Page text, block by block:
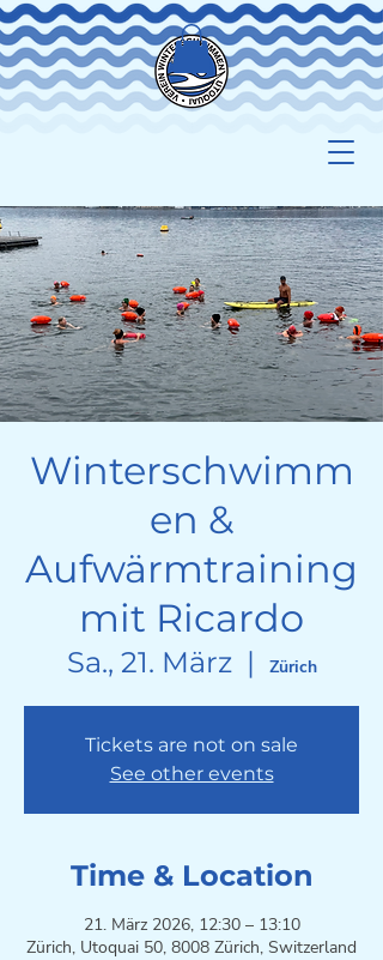
Winterschwimm
en &
Aufwärmtraining
mit Ricardo
Sa., 21. März
  |
Zürich
Tickets are not on sale
See other events
Time & Location
21. März 2026, 12:30 – 13:10
Zürich, Utoquai 50, 8008 Zürich, Switzerland